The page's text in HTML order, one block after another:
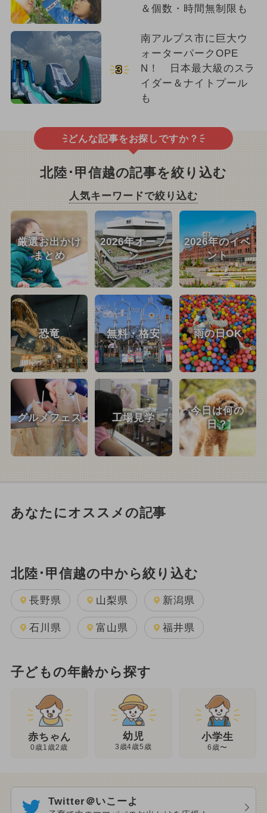
＆個数・時間無制限も
3
南アルプス市に巨大ウ
ォーターパークOPE
N！ 日本最大級のスラ
イダー＆ナイトプール
も
どんな記事をお探しですか？
北陸･甲信越の記事を絞り込む
人気キーワードで絞り込む
厳選お出かけ
まとめ
2026年オープ
ン
2026年のイベ
ント
恐竜 無料・格安 雨の日OK
グルメフェス 工場見学
今日は何の
日？
あなたにオススメの記事
北陸･甲信越の中から絞り込む
長野県 山梨県 新潟県
石川県 富山県 福井県
子どもの年齢から探す
赤ちゃん
0歳1歳2歳
幼児
3歳4歳5歳
小学生
6歳〜
Twitter＠いこーよ